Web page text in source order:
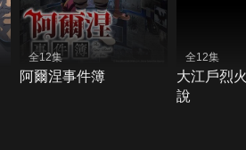
全12集
阿爾涅事件簿
全12集
大江戶烈
說